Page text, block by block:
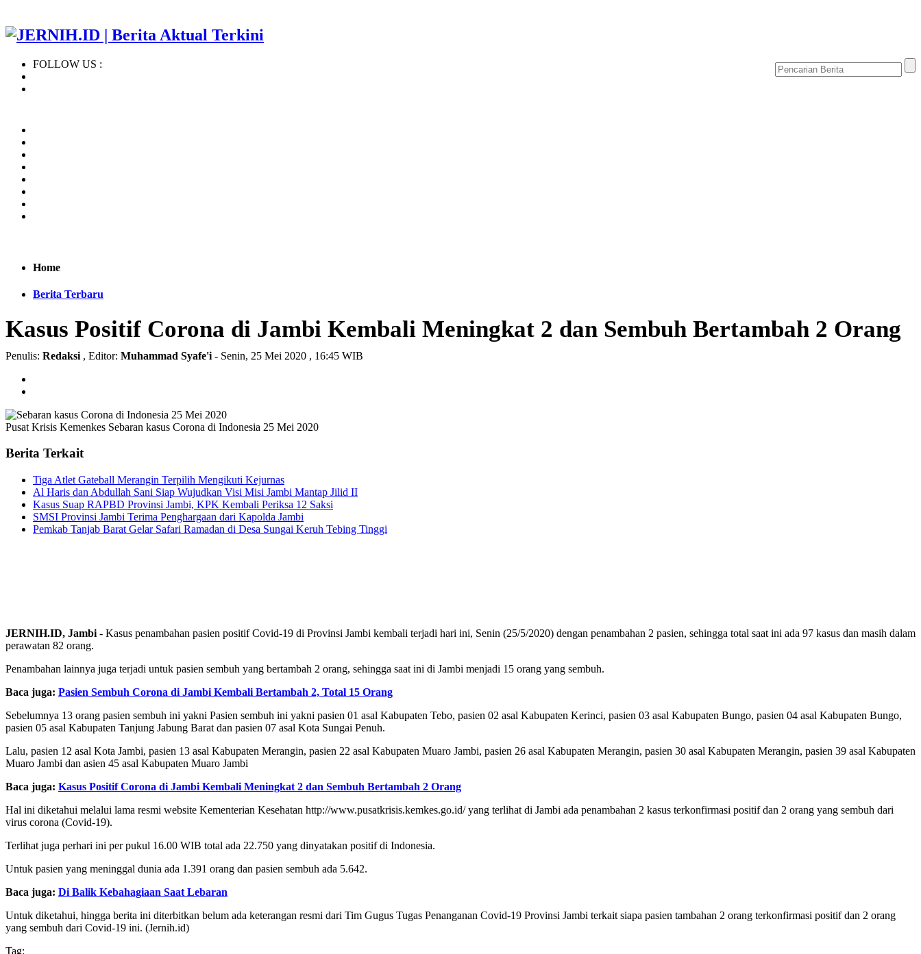
FOLLOW US :
Home
Berita Terbaru
Kasus Positif Corona di Jambi Kembali Meningkat 2 dan Sembuh Bertambah 2 Orang
Penulis: Redaksi , Editor: Muhammad Syafe'i - Senin, 25 Mei 2020 , 16:45 WIB
Pusat Krisis Kemenkes Sebaran kasus Corona di Indonesia 25 Mei 2020
Berita Terkait
Tiga Atlet Gateball Merangin Terpilih Mengikuti Kejurnas
Al Haris dan Abdullah Sani Siap Wujudkan Visi Misi Jambi Mantap Jilid II
Kasus Suap RAPBD Provinsi Jambi, KPK Kembali Periksa 12 Saksi
SMSI Provinsi Jambi Terima Penghargaan dari Kapolda Jambi
Pemkab Tanjab Barat Gelar Safari Ramadan di Desa Sungai Keruh Tebing Tinggi
JERNIH.ID, Jambi - Kasus penambahan pasien positif Covid-19 di Provinsi Jambi kembali terjadi hari ini, Senin (25/5/2020) dengan penambahan 2 pasien, sehingga total saat ini ada 97 kasus dan masih dalam
perawatan 82 orang.
Penambahan lainnya juga terjadi untuk pasien sembuh yang bertambah 2 orang, sehingga saat ini di Jambi menjadi 15 orang yang sembuh.
Baca juga: Pasien Sembuh Corona di Jambi Kembali Bertambah 2, Total 15 Orang
Sebelumnya 13 orang pasien sembuh ini yakni Pasien sembuh ini yakni pasien 01 asal Kabupaten Tebo, pasien 02 asal Kabupaten Kerinci, pasien 03 asal Kabupaten Bungo, pasien 04 asal Kabupaten Bungo,
pasien 05 asal Kabupaten Tanjung Jabung Barat dan pasien 07 asal Kota Sungai Penuh.
Lalu, pasien 12 asal Kota Jambi, pasien 13 asal Kabupaten Merangin, pasien 22 asal Kabupaten Muaro Jambi, pasien 26 asal Kabupaten Merangin, pasien 30 asal Kabupaten Merangin, pasien 39 asal Kabupaten
Muaro Jambi dan asien 45 asal Kabupaten Muaro Jambi
Baca juga: Kasus Positif Corona di Jambi Kembali Meningkat 2 dan Sembuh Bertambah 2 Orang
Hal ini diketahui melalui lama resmi website Kementerian Kesehatan http://www.pusatkrisis.kemkes.go.id/ yang terlihat di Jambi ada penambahan 2 kasus terkonfirmasi positif dan 2 orang yang sembuh dari
virus corona (Covid-19).
Terlihat juga perhari ini per pukul 16.00 WIB total ada 22.750 yang dinyatakan positif di Indonesia.
Untuk pasien yang meninggal dunia ada 1.391 orang dan pasien sembuh ada 5.642.
Baca juga: Di Balik Kebahagiaan Saat Lebaran
Untuk diketahui, hingga berita ini diterbitkan belum ada keterangan resmi dari Tim Gugus Tugas Penanganan Covid-19 Provinsi Jambi terkait siapa pasien tambahan 2 orang terkonfirmasi positif dan 2 orang
yang sembuh dari Covid-19 ini. (Jernih.id)
Tag: